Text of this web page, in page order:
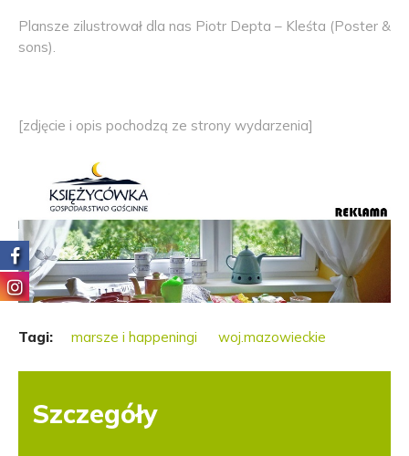
Plansze zilustrował dla nas Piotr Depta – Kleśta (Poster &
sons).
[zdjęcie i opis pochodzą ze strony wydarzenia]
Tagi: marsze i happeningi woj.mazowieckie
Szczegóły